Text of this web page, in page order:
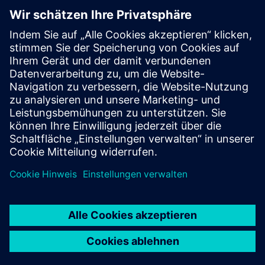
Follow
Press | Company | Siemens
© Siemens 1996 – 2026
Corporate Information
Privacy Notice
Cookie Notice
Digital ID